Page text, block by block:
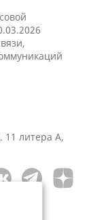
11 литера А,